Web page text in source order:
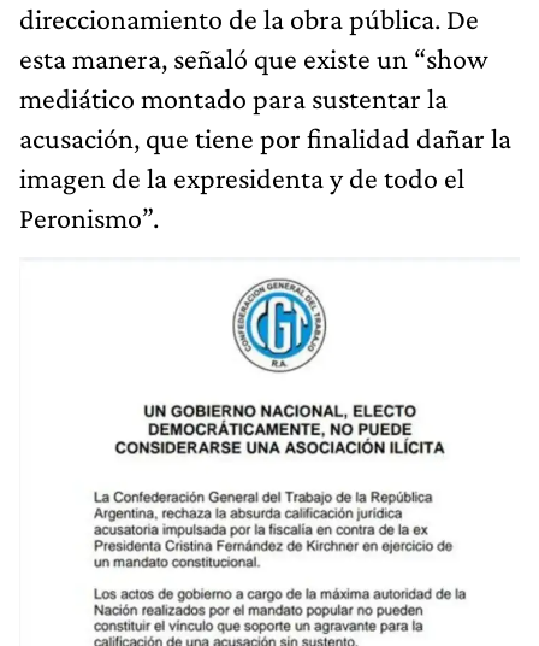
direccionamiento de la obra pública. De
esta manera, señaló que existe un “show
mediático montado para sustentar la
acusación, que tiene por finalidad dañar la
imagen de la expresidenta y de todo el
Peronismo”.